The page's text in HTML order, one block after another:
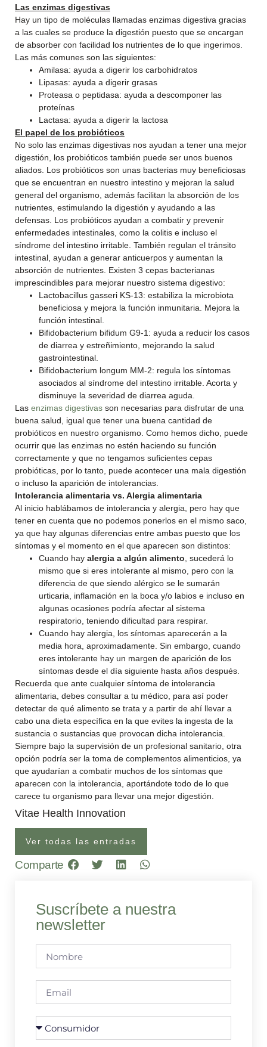
Las enzimas digestivas
Hay un tipo de moléculas llamadas enzimas digestiva gracias
a las cuales se produce la digestión puesto que se encargan
de absorber con facilidad los nutrientes de lo que ingerimos.
Las más comunes son las siguientes:
Amilasa: ayuda a digerir los carbohidratos
Lipasas: ayuda a digerir grasas
Proteasa o peptidasa: ayuda a descomponer las
proteínas
Lactasa: ayuda a digerir la lactosa
El papel de los probióticos
No solo las enzimas digestivas nos ayudan a tener una mejor
digestión, los probióticos también puede ser unos buenos
aliados. Los probióticos son unas bacterias muy beneficiosas
que se encuentran en nuestro intestino y mejoran la salud
general del organismo, además facilitan la absorción de los
nutrientes, estimulando la digestión y ayudando a las
defensas. Los probióticos ayudan a combatir y prevenir
enfermedades intestinales, como la colitis e incluso el
síndrome del intestino irritable. También regulan el tránsito
intestinal, ayudan a generar anticuerpos y aumentan la
absorción de nutrientes. Existen 3 cepas bacterianas
imprescindibles para mejorar nuestro sistema digestivo:
Lactobacillus gasseri KS-13: estabiliza la microbiota
beneficiosa y mejora la función inmunitaria. Mejora la
función intestinal.
Bifidobacterium bifidum G9-1: ayuda a reducir los casos
de diarrea y estreñimiento, mejorando la salud
gastrointestinal.
Bifidobacterium longum MM-2: regula los síntomas
asociados al síndrome del intestino irritable. Acorta y
disminuye la severidad de diarrea aguda.
Las enzimas digestivas son necesarias para disfrutar de una
buena salud, igual que tener una buena cantidad de
probióticos en nuestro organismo. Como hemos dicho, puede
ocurrir que las enzimas no estén haciendo su función
correctamente y que no tengamos suficientes cepas
probióticas, por lo tanto, puede acontecer una mala digestión
o incluso la aparición de intolerancias.
Intolerancia alimentaria vs. Alergia alimentaria
Al inicio hablábamos de intolerancia y alergia, pero hay que
tener en cuenta que no podemos ponerlos en el mismo saco,
ya que hay algunas diferencias entre ambas puesto que los
síntomas y el momento en el que aparecen son distintos:
Cuando hay alergia a algún alimento , sucederá lo
mismo que si eres intolerante al mismo, pero con la
diferencia de que siendo alérgico se le sumarán
urticaria, inflamación en la boca y/o labios e incluso en
algunas ocasiones podría afectar al sistema
respiratorio, teniendo dificultad para respirar.
Cuando hay alergia, los síntomas aparecerán a la
media hora, aproximadamente. Sin embargo, cuando
eres intolerante hay un margen de aparición de los
síntomas desde el día siguiente hasta años después.
Recuerda que ante cualquier síntoma de intolerancia
alimentaria, debes consultar a tu médico, para así poder
detectar de qué alimento se trata y a partir de ahí llevar a
cabo una dieta específica en la que evites la ingesta de la
sustancia o sustancias que provocan dicha intolerancia.
Siempre bajo la supervisión de un profesional sanitario, otra
opción podría ser la toma de complementos alimenticios, ya
que ayudarían a combatir muchos de los síntomas que
aparecen con la intolerancia, aportándote todo de lo que
carece tu organismo para llevar una mejor digestión.
Vitae Health Innovation
Ver todas las entradas
Comparte
Suscríbete a nuestra
newsletter